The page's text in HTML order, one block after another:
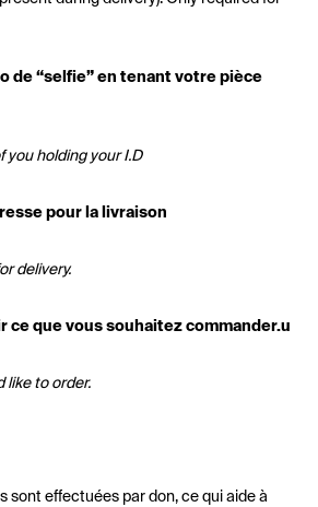
de “selfie” en tenant votre pièce
holding your I.D
pour la livraison
delivery.
ce que vous souhaitez commander.u
like to order.
sont effectuées par don, ce qui aide à